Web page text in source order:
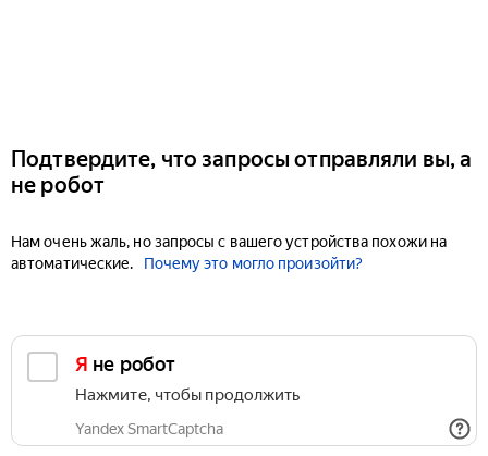
Подтвердите, что запросы отправляли вы, а
не робот
Нам очень жаль, но запросы с вашего устройства похожи на
автоматические.
Почему это могло произойти?
Я не робот
Нажмите, чтобы продолжить
Yandex SmartCaptcha